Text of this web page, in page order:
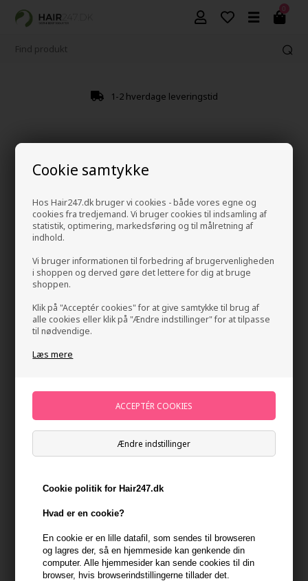
Cookie samtykke
Hos Hair247.dk bruger vi cookies - både vores egne og
cookies fra tredjemand. Vi bruger cookies til indsamling af
statistik, optimering, markedsføring og til målretning af
indhold.
Vi bruger informationen til forbedring af brugervenligheden
i shoppen og derved gøre det lettere for dig at bruge
shoppen.
Klik på "Acceptér cookies" for at give samtykke til brug af
alle cookies eller klik på "Ændre indstillinger" for at tilpasse
til nødvendige.
Læs mere
Ændre indstillinger
Cookie politik for Hair247.dk
Hvad er en cookie?
En cookie er en lille datafil, som sendes til browseren
og lagres der, så en hjemmeside kan genkende din
computer. Alle hjemmesider kan sende cookies til din
browser, hvis browserindstillingerne tillader det.
0
1-2 hverdage leveringstid
Mühle Organic After Shave Balm 100ml
178,00DKK
På lager- Leveringstid 1-2 dage